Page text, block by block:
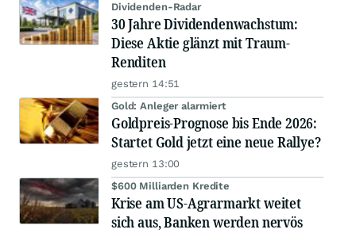
Dividenden-Radar
30 Jahre Dividendenwachstum:
Diese Aktie glänzt mit Traum-
Renditen
gestern 14:51
Gold: Anleger alarmiert
Goldpreis-Prognose bis Ende 2026:
Startet Gold jetzt eine neue Rallye?
gestern 13:00
$600 Milliarden Kredite
Krise am US-Agrarmarkt weitet
sich aus, Banken werden nervös